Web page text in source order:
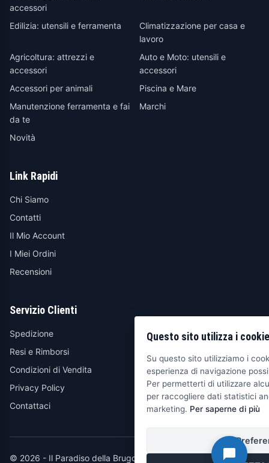
accessori
Edilizia: utensili e ferramenta
Climatizzazione per casa e
lavoro
Agricoltura: attrezzi e
accessori
Auto e Moto: utensili e
accessori
Accessori per animali
Piscina e Mare
Manutenzione ferramenta e fai
da te
Marchi
Novità
Link Rapidi
Chi Siamo
Contatti
Il Mio Account
I Miei Ordini
Recensioni
Servizio Clienti
Spedizione
Resi e Rimborsi
Condizioni di Vendita
Privacy Policy
Contattaci
© 2026 - Il Paradiso della Brugola
Questo sito utilizza i cookie
Su questo sito utilizziamo i
esperienza di navigazione
Per permetterti di utilizzare
per raccogliere dati statistici
marketing. Per saperne di più